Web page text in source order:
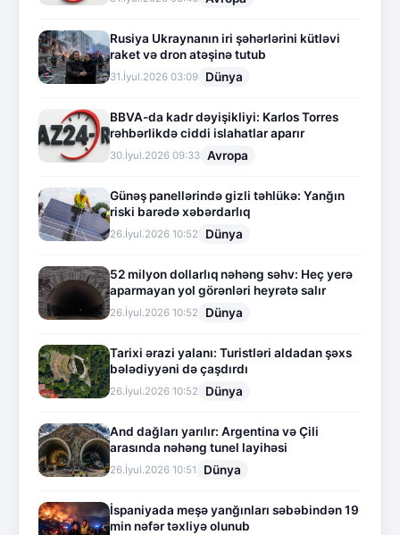
Rusiya Ukraynanın iri şəhərlərini kütləvi
raket və dron atəşinə tutub
31.İyul.2026 03:09 Dünya
BBVA-da kadr dəyişikliyi: Karlos Torres
rəhbərlikdə ciddi islahatlar aparır
30.İyul.2026 09:33 Avropa
Günəş panellərində gizli təhlükə: Yanğın
riski barədə xəbərdarlıq
26.İyul.2026 10:52 Dünya
52 milyon dollarlıq nəhəng səhv: Heç yerə
aparmayan yol görənləri heyrətə salır
26.İyul.2026 10:52 Dünya
Tarixi ərazi yalanı: Turistləri aldadan şəxs
bələdiyyəni də çaşdırdı
26.İyul.2026 10:52 Dünya
And dağları yarılır: Argentina və Çili
arasında nəhəng tunel layihəsi
26.İyul.2026 10:51 Dünya
İspaniyada meşə yanğınları səbəbindən 19
min nəfər təxliyə olunub